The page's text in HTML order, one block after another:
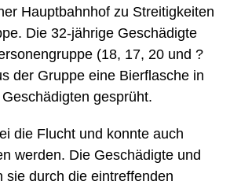
Hauptbahnhof zu Streitigkeiten
Die 32-jährige Geschädigte
(18, 17, 20 und ?
der Gruppe eine Bierflasche in
gesprüht.
die Flucht und konnte auch
werden. Die Geschädigte und
sie durch die eintreffenden